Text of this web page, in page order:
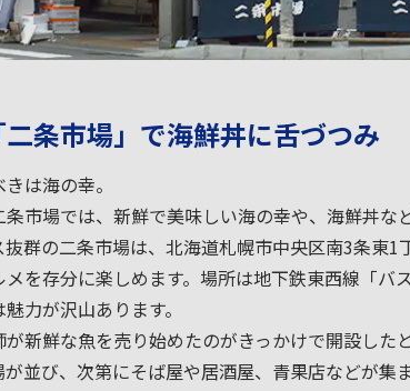
条市場」で海鮮丼に舌づつみ
は海の幸。
市場では、新鮮で美味しい海の幸や、海鮮丼な
群の二条市場は、北海道札幌市中央区南3条東
を存分に楽しめます。場所は地下鉄東西線「
力が沢山あります。
新鮮な魚を売り始めたのがきっかけで開設し
並び、次第にそば屋や居酒屋、青果店などが集